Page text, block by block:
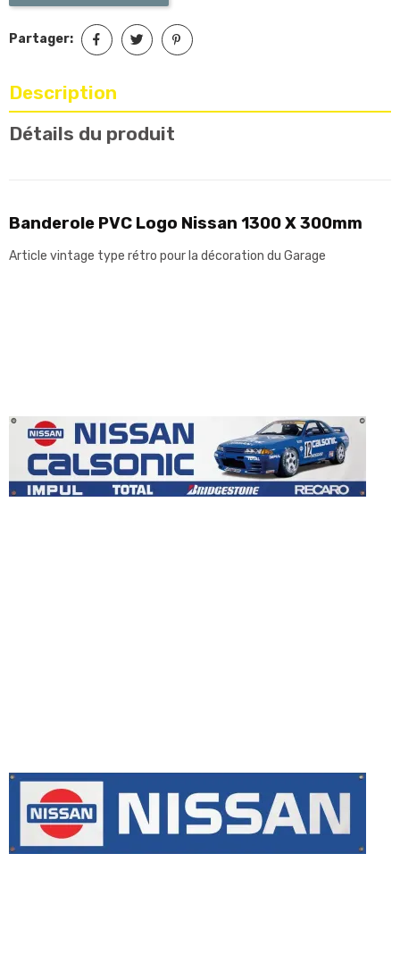
Partager:
Description
Détails du produit
Banderole PVC Logo Nissan 1300 X 300mm
Article vintage type rétro pour la décoration du Garage